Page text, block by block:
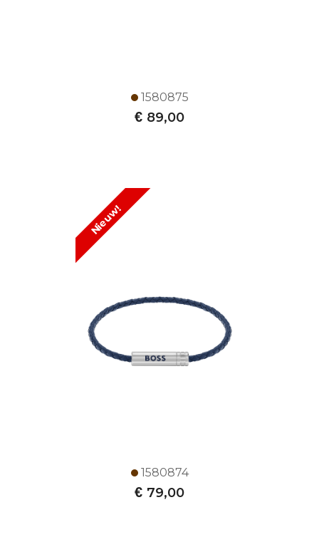
1580875
€ 89,00
Nieuw!
1580874
€ 79,00